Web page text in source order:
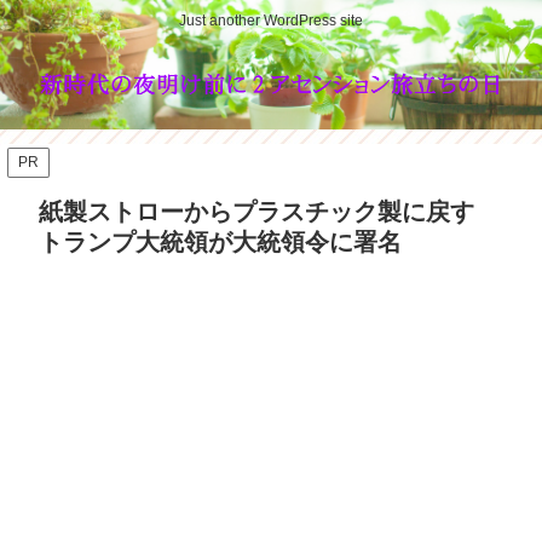
Just another WordPress site
PR
紙製ストローからプラスチック製に戻す
トランプ大統領が大統領令に署名